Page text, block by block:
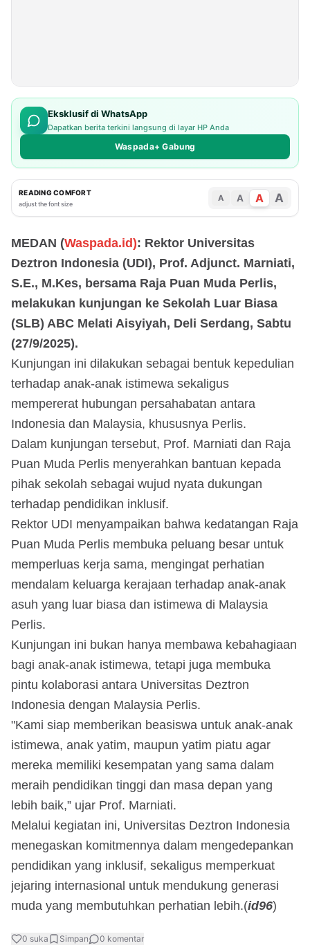
Eksklusif di WhatsApp
Dapatkan berita terkini langsung di layar HP Anda
Waspada+ Gabung
READING COMFORT
adjust the font size
A A A A
MEDAN (Waspada.id): Rektor Universitas
Deztron Indonesia (UDI), Prof. Adjunct. Marniati,
S.E., M.Kes, bersama Raja Puan Muda Perlis,
melakukan kunjungan ke Sekolah Luar Biasa
(SLB) ABC Melati Aisyiyah, Deli Serdang, Sabtu
(27/9/2025).
Kunjungan ini dilakukan sebagai bentuk kepedulian
terhadap anak-anak istimewa sekaligus
mempererat hubungan persahabatan antara
Indonesia dan Malaysia, khususnya Perlis.
Dalam kunjungan tersebut, Prof. Marniati dan Raja
Puan Muda Perlis menyerahkan bantuan kepada
pihak sekolah sebagai wujud nyata dukungan
terhadap pendidikan inklusif.
Rektor UDI menyampaikan bahwa kedatangan Raja
Puan Muda Perlis membuka peluang besar untuk
memperluas kerja sama, mengingat perhatian
mendalam keluarga kerajaan terhadap anak-anak
asuh yang luar biasa dan istimewa di Malaysia
Perlis.
Kunjungan ini bukan hanya membawa kebahagiaan
bagi anak-anak istimewa, tetapi juga membuka
pintu kolaborasi antara Universitas Deztron
Indonesia dengan Malaysia Perlis.
"Kami siap memberikan beasiswa untuk anak-anak
istimewa, anak yatim, maupun yatim piatu agar
mereka memiliki kesempatan yang sama dalam
meraih pendidikan tinggi dan masa depan yang
lebih baik,” ujar Prof. Marniati.
Melalui kegiatan ini, Universitas Deztron Indonesia
menegaskan komitmennya dalam mengedepankan
pendidikan yang inklusif, sekaligus memperkuat
jejaring internasional untuk mendukung generasi
muda yang membutuhkan perhatian lebih.(id96)
0 suka Simpan 0 komentar